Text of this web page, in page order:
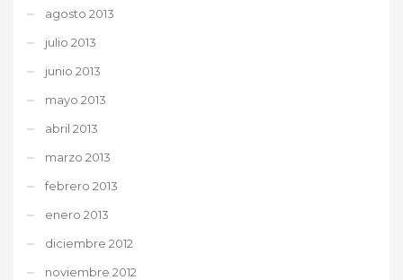
agosto 2013
julio 2013
junio 2013
mayo 2013
abril 2013
marzo 2013
febrero 2013
enero 2013
diciembre 2012
noviembre 2012